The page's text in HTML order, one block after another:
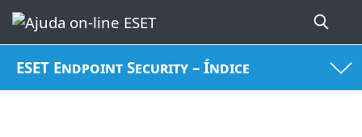
ESET Endpoint Security – Índice